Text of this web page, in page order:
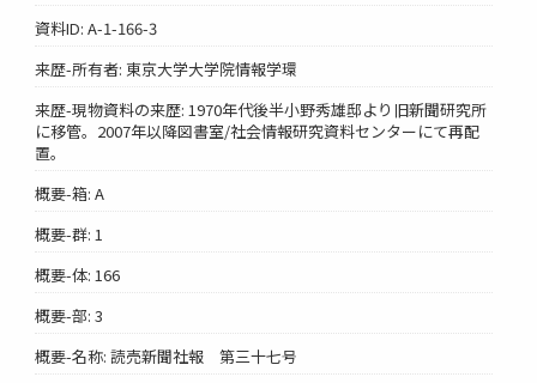
資料ID: A-1-166-3
来歴-所有者: 東京大学大学院情報学環
来歴-現物資料の来歴: 1970年代後半小野秀雄邸より旧新聞研究所
に移管。2007年以降図書室/社会情報研究資料センターにて再配
置。
概要-箱: A
概要-群: 1
概要-体: 166
概要-部: 3
概要-名称: 読売新聞社報 第三十七号